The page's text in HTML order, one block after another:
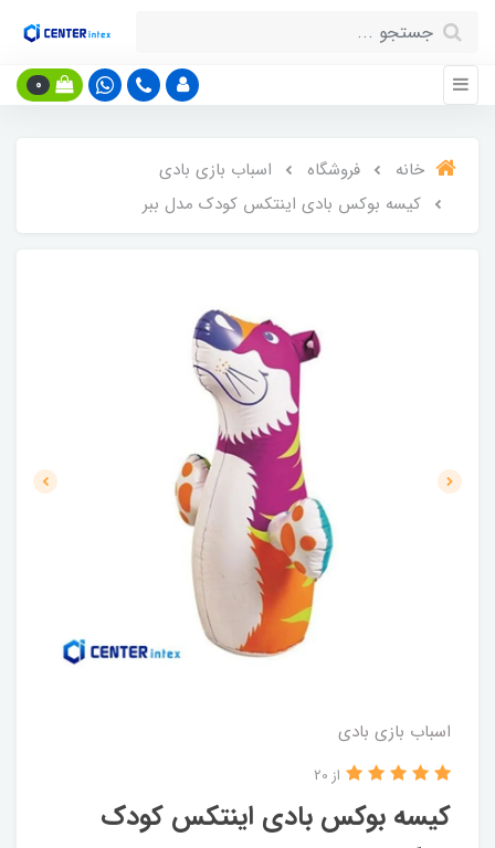
0
خانه فروشگاه
اسباب بازی بادی
کیسه بوکس بادی اینتکس کودک مدل ببر
اسباب بازی بادی
کیسه بوکس بادی اینتکس کودک
از 20